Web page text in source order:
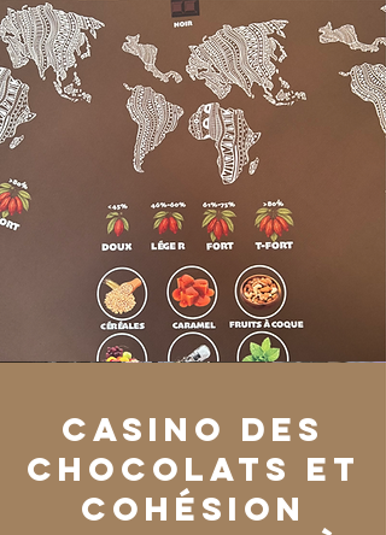
Casino des
Chocolats et
cohésion